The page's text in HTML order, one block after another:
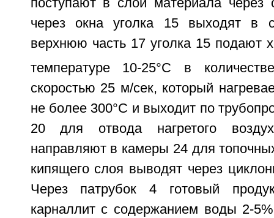
поступают в слой материала через
через окна уголка 15 выходят в
верхнюю часть 17 уголка 15 подают
температуре 10-25°С в
скоростью 25 м/сек, который
не более 300°С и выходит по
20 для отвода нагретого
направляют в камеры 24 для
кипящего слоя выводят через
Через патрубок 4 готовый
карналлит с содержанием воды 2-